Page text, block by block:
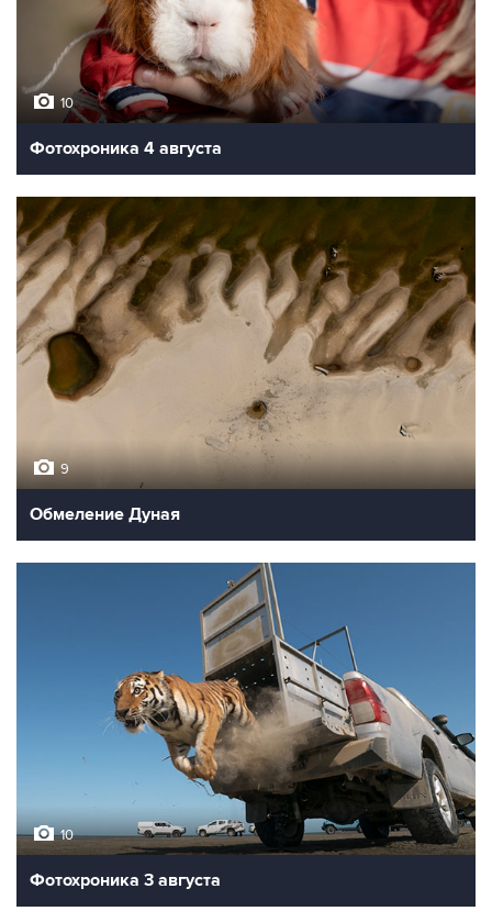
10
Фотохроника 4 августа
9
Обмеление Дуная
10
Фотохроника 3 августа